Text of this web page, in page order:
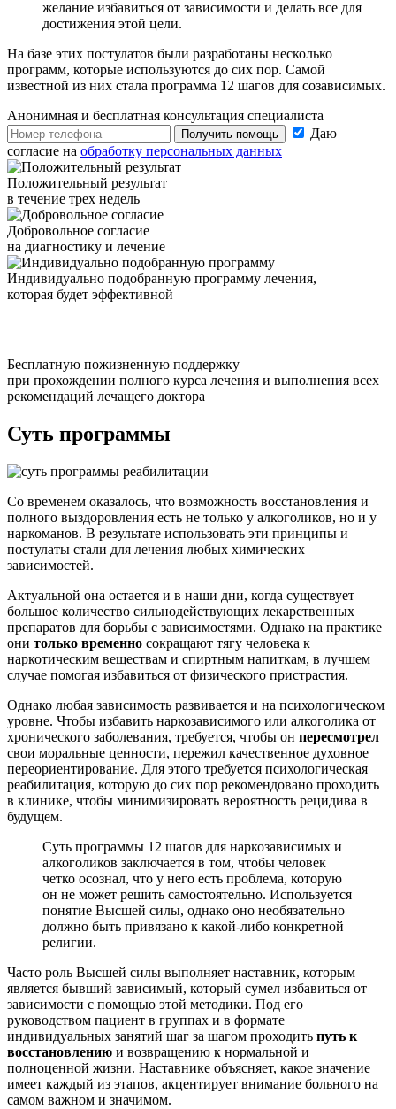
желание избавиться от зависимости и делать все для
достижения этой цели.
На базе этих постулатов были разработаны несколько
программ, которые используются до сих пор. Самой
известной из них стала программа 12 шагов для созависимых.
Анонимная и бесплатная консультация специалиста
Получить помощь
Даю
согласие на обработку персональных данных
Положительный результат
в течение трех недель
Добровольное согласие
на диагностику и лечение
Индивидуально подобранную программу лечения,
которая будет эффективной
Бесплатную пожизненную поддержку
при прохождении полного курса лечения и выполнения всех
рекомендаций лечащего доктора
Суть программы
Со временем оказалось, что возможность восстановления и
полного выздоровления есть не только у алкоголиков, но и у
наркоманов. В результате использовать эти принципы и
постулаты стали для лечения любых химических
зависимостей.
Актуальной она остается и в наши дни, когда существует
большое количество сильнодействующих лекарственных
препаратов для борьбы с зависимостями. Однако на практике
они только временно сокращают тягу человека к
наркотическим веществам и спиртным напиткам, в лучшем
случае помогая избавиться от физического пристрастия.
Однако любая зависимость развивается и на психологическом
уровне. Чтобы избавить наркозависимого или алкоголика от
хронического заболевания, требуется, чтобы он пересмотрел
свои моральные ценности, пережил качественное духовное
переориентирование. Для этого требуется психологическая
реабилитация, которую до сих пор рекомендовано проходить
в клинике, чтобы минимизировать вероятность рецидива в
будущем.
Суть программы 12 шагов для наркозависимых и
алкоголиков заключается в том, чтобы человек
четко осознал, что у него есть проблема, которую
он не может решить самостоятельно. Используется
понятие Высшей силы, однако оно необязательно
должно быть привязано к какой-либо конкретной
религии.
Часто роль Высшей силы выполняет наставник, которым
является бывший зависимый, который сумел избавиться от
зависимости с помощью этой методики. Под его
руководством пациент в группах и в формате
индивидуальных занятий шаг за шагом проходить путь к
восстановлению и возвращению к нормальной и
полноценной жизни. Наставнике объясняет, какое значение
имеет каждый из этапов, акцентирует внимание больного на
самом важном и значимом.